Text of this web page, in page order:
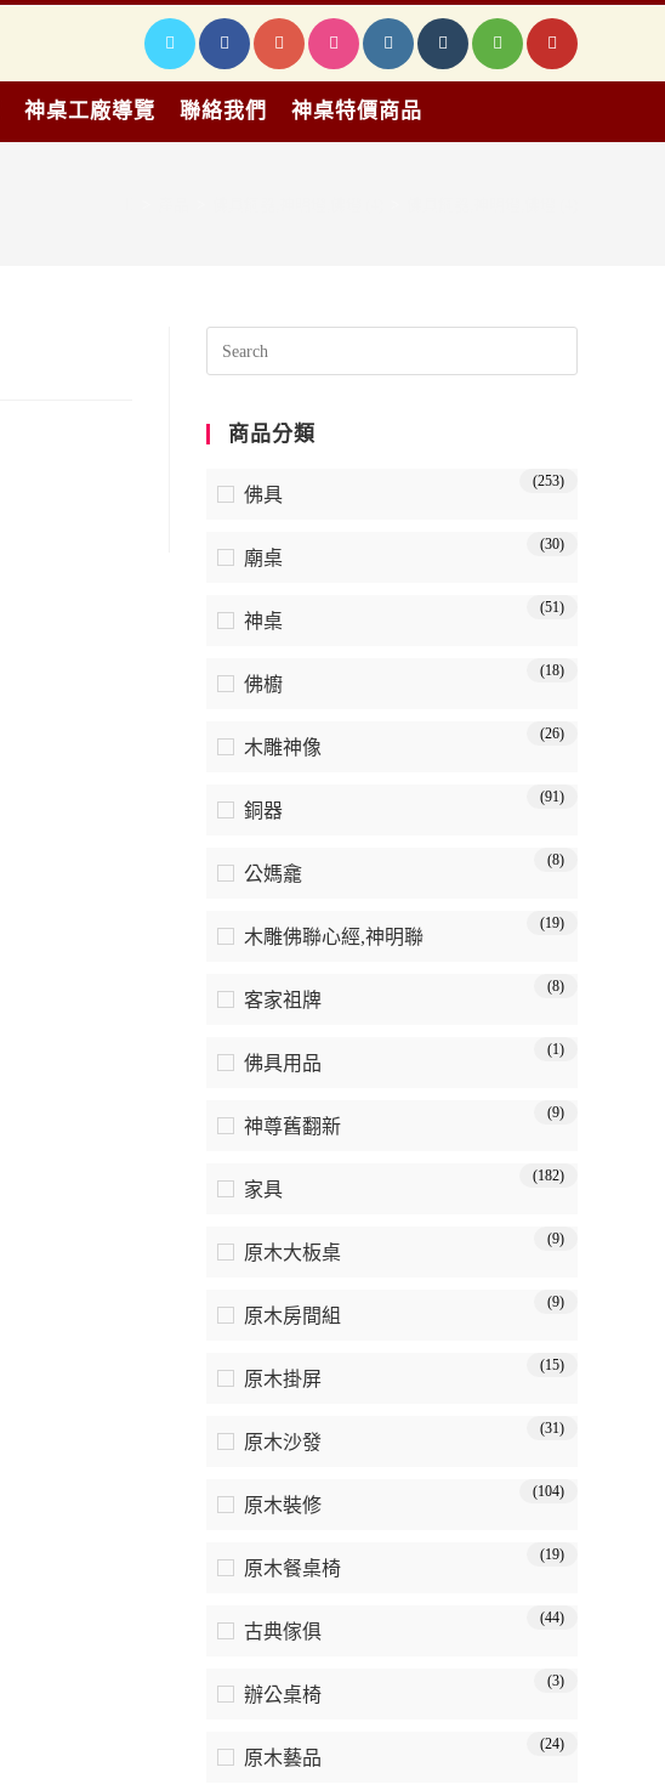
神桌工廠導覽 聯絡我們 神桌特價商品
商品分類
佛具
(253)
廟桌
(30)
神桌
(51)
佛櫥
(18)
木雕神像
(26)
銅器
(91)
公媽龕
(8)
木雕佛聯心經,神明聯
(19)
客家祖牌
(8)
佛具用品
(1)
神尊舊翻新
(9)
家具
(182)
原木大板桌
(9)
原木房間組
(9)
原木掛屏
(15)
原木沙發
(31)
原木裝修
(104)
原木餐桌椅
(19)
古典傢俱
(44)
辦公桌椅
(3)
原木藝品
(24)